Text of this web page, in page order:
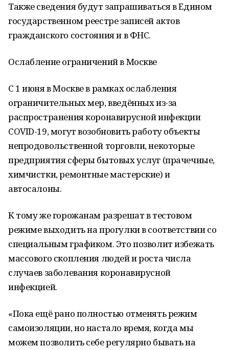
Также сведения будут запрашиваться в Едином
государственном реестре записей актов
гражданского состояния и в ФНС.
Ослабление ограничений в Москве
С 1 июня в Москве в рамках ослабления
ограничительных мер, введённых из-за
распространения коронавирусной инфекции
COVID-19, могут возобновить работу объекты
непродовольственной торговли, некоторые
предприятия сферы бытовых услуг (прачечные,
химчистки, ремонтные мастерские) и
автосалоны.
К тому же горожанам разрешат в тестовом
режиме выходить на прогулки в соответствии со
специальным графиком. Это позволит избежать
массового скопления людей и роста числа
случаев заболевания коронавирусной
инфекцией.
«Пока ещё рано полностью отменять режим
самоизоляции, но настало время, когда мы
можем позволить себе регулярно бывать на